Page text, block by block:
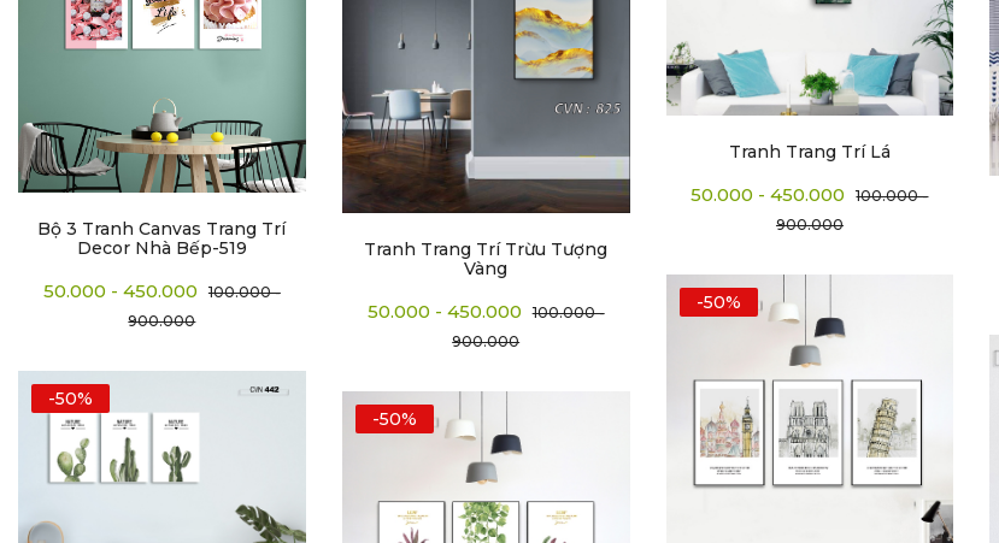
Bộ 3 Tranh Canvas Trang Trí
Decor Nhà Bếp-519
50.000 - 450.000
100.000 -
900.000
-50%
Tranh Trang Trí Trừu Tượng
Vàng
50.000 - 450.000
100.000 -
900.000
-50%
Tranh Trang Trí Lá
50.000 - 450.000
100.000 -
900.000
-50%